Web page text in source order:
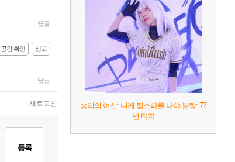
답글
신고
공감 확인
답글
새로고침
등록
승리의 여신: 니케 팀스파클-나야 블랑: 77
번 타자